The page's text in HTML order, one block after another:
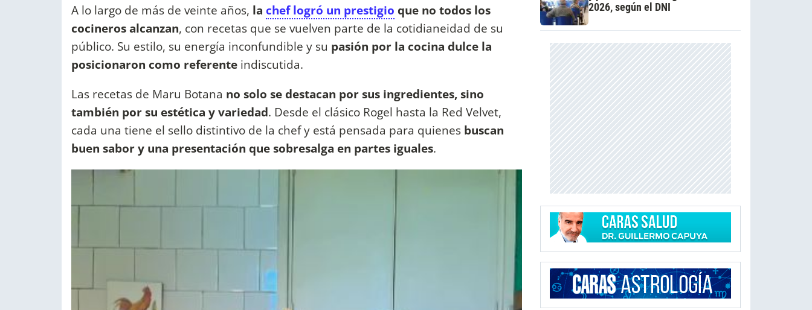
A lo largo de más de veinte años, la chef logró un prestigio que no todos los
cocineros alcanzan, con recetas que se vuelven parte de la cotidianeidad de su
público. Su estilo, su energía inconfundible y su pasión por la cocina dulce la
posicionaron como referente indiscutida.
Las recetas de Maru Botana no solo se destacan por sus ingredientes, sino
también por su estética y variedad. Desde el clásico Rogel hasta la Red Velvet,
cada una tiene el sello distintivo de la chef y está pensada para quienes buscan
buen sabor y una presentación que sobresalga en partes iguales.
2026, según el DNI